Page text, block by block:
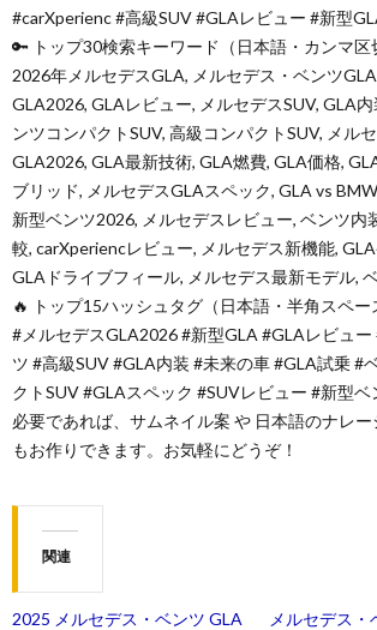
#carXperienc #高級SUV #GLAレビュー #新型
🔑 トップ30検索キーワード（日本語・カンマ区
2026年メルセデスGLA, メルセデス・ベンツ
GLA2026, GLAレビュー, メルセデスSUV, GLA
ンツコンパクトSUV, 高級コンパクトSUV, メル
GLA2026, GLA最新技術, GLA燃費, GLA価格,
ブリッド, メルセデスGLAスペック, GLA vs
新型ベンツ2026, メルセデスレビュー, ベンツ内
較, carXperiencレビュー, メルセデス新機能,
GLAドライブフィール, メルセデス最新モデル,
🔥 トップ15ハッシュタグ（日本語・半角スペー
#メルセデスGLA2026 #新型GLA #GLAレビュ
ツ #高級SUV #GLA内装 #未来の車 #GLA試乗 #
クトSUV #GLAスペック #SUVレビュー #新型ベ
必要であれば、サムネイル案 や 日本語のナレー
もお作りできます。お気軽にどうぞ！
関連
2025 メルセデス・ベンツ GLA
メルセデス